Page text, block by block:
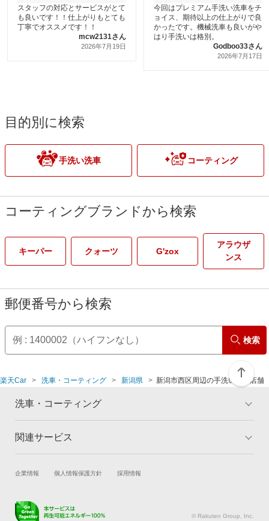
スタッフの対応とサービスがとて
も良いです！！仕上がりもとても
丁寧でオススメです！！
mcw2131さん
2026年7月19日
今回はプレミアム手洗い洗車をチ
ョイス、期待以上の仕上がりで良
かったです。機械洗車も良いがや
はり手洗いは格別。
Godboo33さん
2026年7月17日
目的別に検索
手洗い洗車 コーティング
コーティングブランドから検索
キーパー クォーツ G'zox
アラウザ
ンス
郵便番号から検索
検索
楽天Car 洗車・コーティング 新潟県 新潟市西区周辺の手洗い洗車店舗
洗車・コーティング
トップ
コーティングとは コーティング診断
よくある質問
関連サービス
試乗・商談 新車購入
キズ修理予約
企業情報 個人情報保護方針 採用情報
© Rakuten Group, Inc.